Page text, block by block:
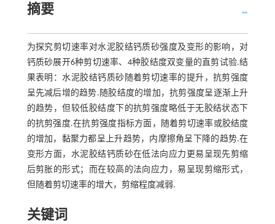
摘要
为探究剪切速率对水泥胶结钙质砂强度及变形的影响，对
钙质砂展开6种剪切速率、4种胶结度双变量的直剪试验.结
果表明：水泥胶结钙质砂随着剪切速率的提升，抗剪强度
呈先减后增的趋势.随胶结度的增加，抗剪强度呈逐渐上升
的趋势，但较低胶结度下的抗剪强度略低于无胶结状态下
的抗剪强度.在抗剪强度指标方面，随着剪切速率或胶结度
的增加，黏聚力都呈上升趋势，内摩擦角呈下降的趋势.在
变形方面，水泥胶结钙质砂在低法向应力更易呈现先剪缩
后剪胀的形式；而在较高的法向应力，易呈现剪缩形式，
但随着剪切速率的增大，剪缩程度减弱.
关键词